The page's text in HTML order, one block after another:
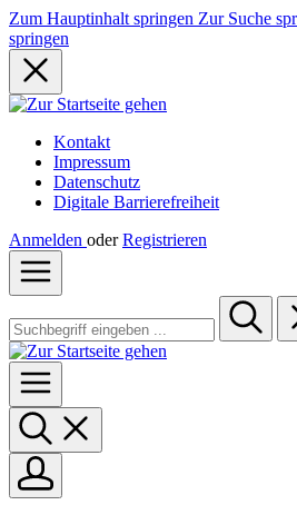
Zum Hauptinhalt springen Zur Suche
springen
Kontakt
Impressum
Datenschutz
Digitale Barrierefreiheit
Anmelden oder Registrieren